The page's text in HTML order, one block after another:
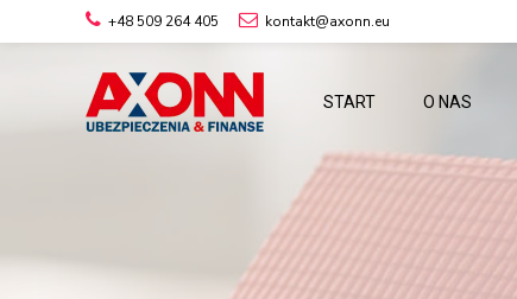
+48 509 264 405 kontakt@axonn.eu
START O NAS